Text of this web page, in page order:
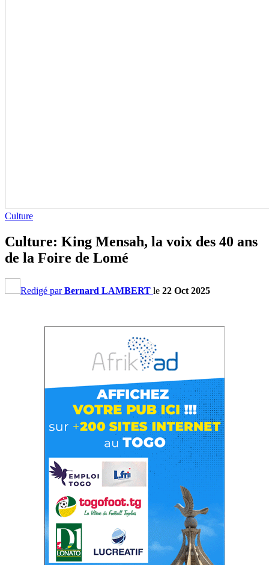
Culture
Culture: King Mensah, la voix des 40 ans
de la Foire de Lomé
Redigé parBernard LAMBERT le 22 Oct 2025